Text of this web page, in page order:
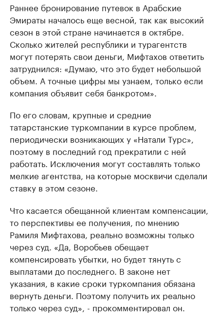
Раннее бронирование путевок в Арабские
Эмираты началось еще весной, так как высокий
сезон в этой стране начинается в октябре.
Сколько жителей республики и турагентств
могут потерять свои деньги, Мифтахов ответить
затруднился: «Думаю, что это будет небольшой
объем. А точные цифры мы узнаем, только если
компания объявит себя банкротом».
По его словам, крупные и средние
татарстанские туркомпании в курсе проблем,
периодически возникающих у «Натали Турс»,
поэтому в последний год прекратили с ней
работать. Исключения могут составлять только
мелкие агентства, на которые москвичи сделали
ставку в этом сезоне.
Что касается обещанной клиентам компенсации,
то перспективы ее получения, по мнению
Рамиля Мифтахова, реально возможны только
через суд. «Да, Воробьев обещает
компенсировать убытки, но будет тянуть с
выплатами до последнего. В законе нет
указания, в какие сроки туркомпания обязана
вернуть деньги. Поэтому получить их реально
только через суд», - прокомментировал он.